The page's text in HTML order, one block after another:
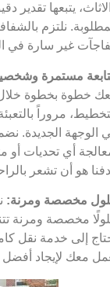
يتبعها تقدير
نلتزم
غير سارة في
مستمرة
خطوة بخطوة خلال
مروراً
الوجهة الجديدة.
أي تحديات أو
هو أن تشعر
مخصصة ومرنة:
مخصصة ومرنة
إلى خدمة نقل
معك لإيجاد أفضل